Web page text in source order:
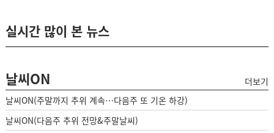
실시간 많이 본 뉴스
날씨ON
더보기
날씨ON(주말까지 추위 계속…다음주 또 기온 하강)
날씨ON(다음주 추위 전망&주말날씨)